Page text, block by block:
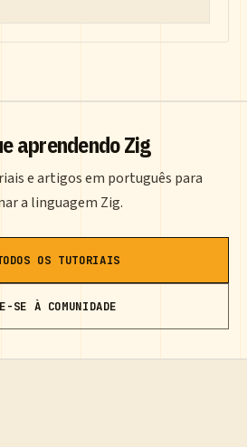
aprendendo Zig
e artigos em português para
a linguagem Zig.
OS TUTORIAIS
SE À COMUNIDADE